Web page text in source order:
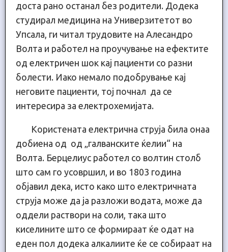
доста рано останал без родители. Додека
студирал медицина на Универзитетот во
Упсала, ги читал трудовите на Алесандро
Волта и работел на проучување на ефектите
од електричен шок кај пациенти со разни
болести. Иако немало подобрување кај
неговите пациенти, тој почнал да се
интересира за електрохемијата.
Користената електрична струја била онаа
добиена од од „галванските ќелии“ на
Волта. Берцелиус работел со волтин столб
што сам го усовршил, и во 1803 година
објавил дека, исто како што електричната
струја може да ја разложи водата, може да
оддели раствори на соли, така што
киселините што се формираат ќе одат на
еден пол додека алкалиите ќе се собираат на